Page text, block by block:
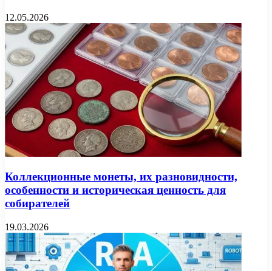
12.05.2026
Коллекционные монеты, их разновидности,
особенности и историческая ценность для
собирателей
19.03.2026